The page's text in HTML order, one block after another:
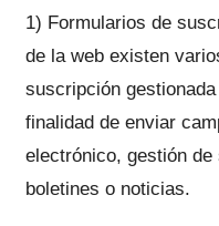
1) Formularios de
de la web existen
suscripción
finalidad de enviar
electrónico, gestión
boletines o noticias.